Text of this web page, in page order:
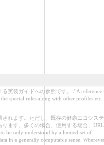
実装ガイドへの参照です。 / A reference
special rules along with other profiles etc.
れます。ただし、既存の健康エコシステ
ます。多くの場合、使用する場合、URL
be only understood by a limited set of
in a generally computable sense.